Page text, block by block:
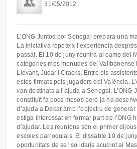
31/05/2012
L’ONG Juntos por Senegal prepara una
La iniciativa repeteix l’experiència
passat. El 10 de juny reunirà al camp del
categories més menudes del
Llevant, Júcar i Cracks. Entre els
estos firmats pels jugadors del València.
van destinats a l’ajuda a Senegal. L’ONG
constituït fa pocs mesos però ja ha
d’ajuda a Dakar amb l’objectiu de
estiga interessat en formar part de l’ONG
d’ajudar. Les reunions són el primer
escoles parroquials. El dissabte 10 de
oportunitats de ser solidaris acudint al